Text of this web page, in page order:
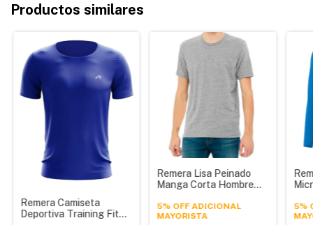
Productos similares
Remera Camiseta
Deportiva Training Fit
Remera Lisa Peinado
Manga Corta Hombre
Alpina
5% OFF ADICIONAL 5%